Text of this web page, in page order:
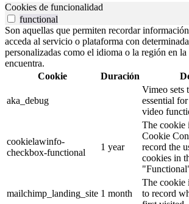
Cookies de funcionalidad
functional
Son aquellas que permiten recordar
acceda al servicio o plataforma con
personalizadas como el idioma o la región en la
encuentra.
Cookie
Duración
aka_debug
Vimeo sets
essential
video
cookielawinfo-
checkbox-functional
1 year
The cookie
Cookie
record the
cookies in
mailchimp_landing_site 1 month
The cookie
to record